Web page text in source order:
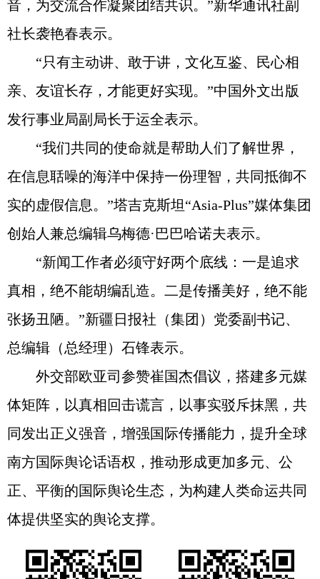
音，为交流合作凝聚团结共识。”新华通讯社副
社长袭艳春表示。
“只有主动讲、敢于讲，文化互鉴、民心相
亲、友谊长存，才能更好实现。”中国外文出版
发行事业局副局长于运全表示。
“我们共同的使命就是帮助人们了解世界，
在信息聒噪的海洋中保持一份理智，共同抵御不
实的虚假信息。”塔吉克斯坦“Asia-Plus”媒体集团
创始人兼总编辑乌梅德·巴巴哈诺夫表示。
“新闻工作者必须守好两个底线：一是追求
真相，绝不能胡编乱造。二是传播美好，绝不能
张扬丑陋。”新疆日报社（集团）党委副书记、
总编辑（总经理）石锋表示。
外交部欧亚司参赞崔国杰倡议，搭建多元媒
体矩阵，以真相回击谎言，以事实驳斥抹黑，共
同发出正义强音，增强国际传播能力，提升全球
南方国际舆论话语权，推动形成更加多元、公
正、平衡的国际舆论生态，为构建人类命运共同
体提供坚实的舆论支撑。